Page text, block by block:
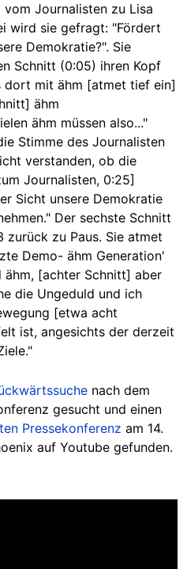
Journalisten zu Lisa
wird sie gefragt: "Fördert
Demokratie?". Sie
Schnitt (0:05) ihren Kopf
dort mit ähm [atmet tief ein]
ähm
ähm müssen also..."
Stimme des Journalisten
verstanden, ob die
Journalisten, 0:25]
Sicht unsere Demokratie
Der sechste Schnitt
zurück zu Paus. Sie atmet
Demo- ähm Generation'
[achter Schnitt] aber
die Ungeduld und ich
[etwa acht
ist, angesichts der derzeit
nach dem
gesucht und einen
Pressekonferenz am 14.
auf Youtube gefunden.